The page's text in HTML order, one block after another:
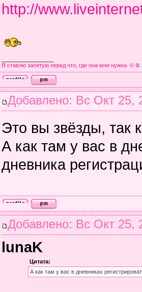
http://
Я ставлю запятую перед что, где она мне нужна. ©
Добавлено: Вс Окт 25,
Это вы звёзды, так
А как там у вас в
дневника
Добавлено: Вс Окт 25,
lunaK
Цитата:
А как там у вас в дневниках